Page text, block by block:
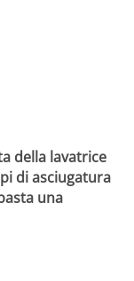
della lavatrice
di asciugatura
una